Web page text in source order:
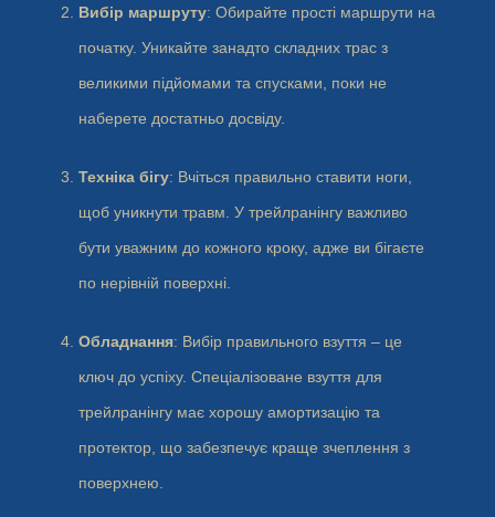
Вибір маршруту: Обирайте прості маршрути на
початку. Уникайте занадто складних трас з
великими підйомами та спусками, поки не
наберете достатньо досвіду.
Техніка бігу: Вчіться правильно ставити ноги,
щоб уникнути травм. У трейлранінгу важливо
бути уважним до кожного кроку, адже ви бігаєте
по нерівній поверхні.
Обладнання: Вибір правильного взуття – це
ключ до успіху. Спеціалізоване взуття для
трейлранінгу має хорошу амортизацію та
протектор, що забезпечує краще зчеплення з
поверхнею.